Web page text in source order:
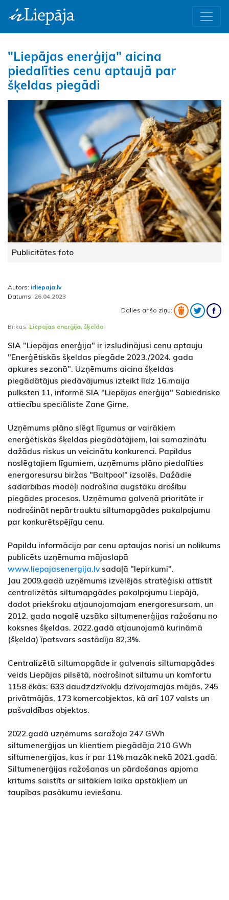
"Liepājas enerģija" aicina
piedalīties cenu aptaujā par
šķeldas piegādi
Publicitātes foto
Autors: irliepaja.lv
Datums: 26.04.2023
Dalies ar šo ziņu:
Birkas: Liepājas enerģija, šķelda
SIA "Liepājas enerģija" ir izsludinājusi cenu aptauju
"Enerģētiskās šķeldas piegāde 2023./2024. gada
apkures sezonā". Uzņēmums aicina šķeldas
piegādātājus piedāvājumus izteikt līdz 16.maija
pulksten 11, informē SIA "Liepājas enerģija" Sabiedrisko
attiecību speciāliste Zane Ģirne.
Uzņēmums plāno slēgt līgumus ar vairākiem
enerģētiskās šķeldas piegādātājiem, lai samazinātu
dažādus riskus un veicinātu konkurenci. Papildus
noslēgtajiem līgumiem, uzņēmums plāno piedalīties
energoresursu biržas "Baltpool" izsolēs. Dažādie
sadarbības modeļi nodrošina augstāku drošību
piegādes procesos. Uzņēmuma galvenā prioritāte ir
nodrošināt nepārtrauktu siltumapgādes pakalpojumu
par konkurētspējīgu cenu.
Papildu informācija par cenu aptaujas norisi un nolikums
publicēts uzņēmuma mājaslapā
www.liepajasenergija.lvsadaļā "Iepirkumi".
Jau 2009.gadā uzņēmums izvēlējās stratēģiski attīstīt
centralizētās siltumapgādes pakalpojumu Liepājā,
dodot priekšroku atjaunojamajam energoresursam, un
2012. gada nogalē uzsāka siltumenerģijas ražošanu no
koksnes šķeldas. 2022.gadā atjaunojamā kurināmā
(šķelda) īpatsvars sastādīja 82,3%.
Centralizētā siltumapgāde ir galvenais siltumapgādes
veids Liepājas pilsētā, nodrošinot siltumu un komfortu
1158 ēkās: 633 daudzdzīvokļu dzīvojamajās mājās, 245
privātmājās, 173 komercobjektos, kā arī 107 valsts un
pašvaldības objektos.
2022.gadā uzņēmums saražoja 247 GWh
siltumenerģijas un klientiem piegādāja 210 GWh
siltumenerģijas, kas ir par 11% mazāk nekā 2021.gadā.
Siltumenerģijas ražošanas un pārdošanas apjoma
kritums saistīts ar siltākiem laika apstākļiem un
taupības pasākumu ieviešanu.